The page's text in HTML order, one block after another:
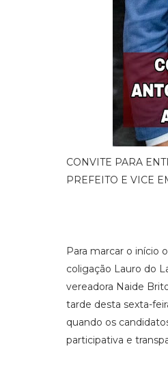
CONVITE PARA
PREFEITO E VICE
Para marcar o início
coligação Lauro do
vereadora Naide
tarde desta sexta-
quando os
participativa e